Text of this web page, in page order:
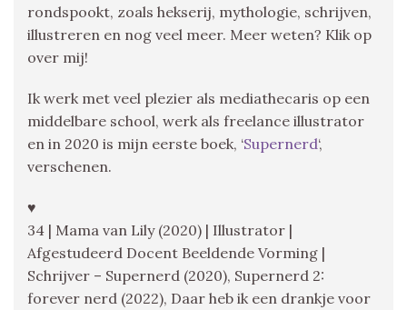
rondspookt, zoals hekserij, mythologie, schrijven,
illustreren en nog veel meer. Meer weten? Klik op
over mij!
Ik werk met veel plezier als mediathecaris op een
middelbare school, werk als freelance illustrator
en in 2020 is mijn eerste boek, ‘Supernerd‘,
verschenen.
♥
34 | Mama van Lily (2020) | Illustrator |
Afgestudeerd Docent Beeldende Vorming |
Schrijver – Supernerd (2020), Supernerd 2:
forever nerd (2022), Daar heb ik een drankje voor